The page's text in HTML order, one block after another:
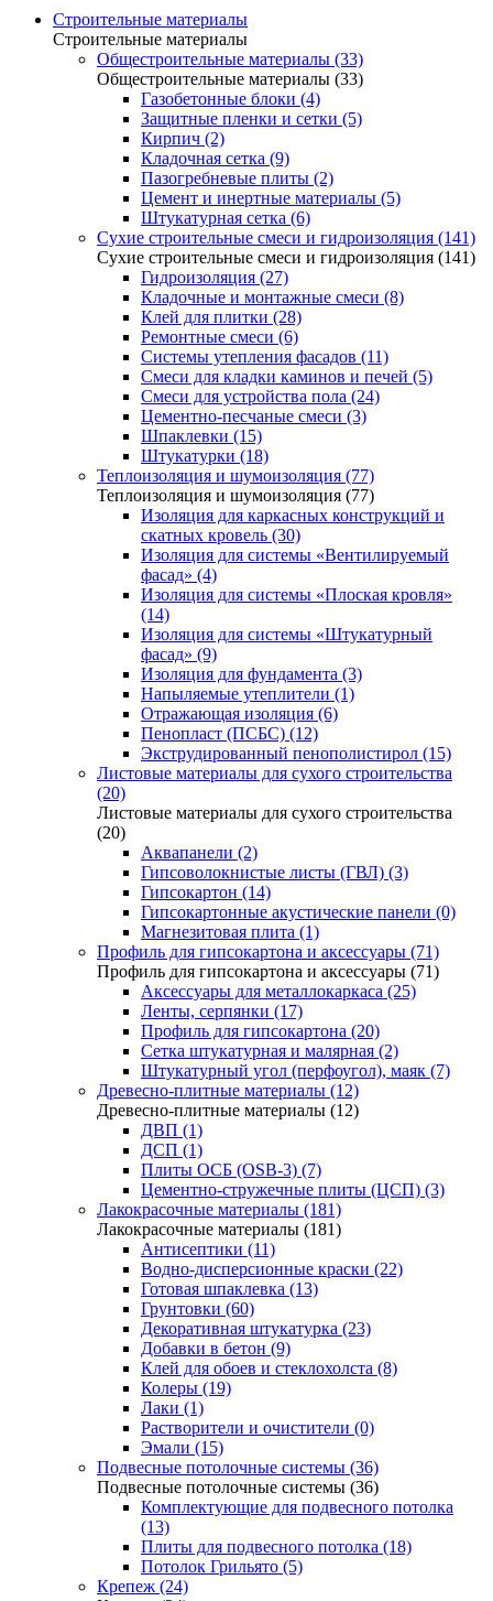
Строительные материалы
Строительные материалы
Общестроительные материалы (33)
Общестроительные материалы (33)
Газобетонные блоки (4)
Защитные пленки и сетки (5)
Кирпич (2)
Кладочная сетка (9)
Пазогребневые плиты (2)
Цемент и инертные материалы (5)
Штукатурная сетка (6)
Сухие строительные смеси и гидроизоляция (141)
Сухие строительные смеси и гидроизоляция (141)
Гидроизоляция (27)
Кладочные и монтажные смеси (8)
Клей для плитки (28)
Ремонтные смеси (6)
Системы утепления фасадов (11)
Смеси для кладки каминов и печей (5)
Смеси для устройства пола (24)
Цементно-песчаные смеси (3)
Шпаклевки (15)
Штукатурки (18)
Теплоизоляция и шумоизоляция (77)
Теплоизоляция и шумоизоляция (77)
Изоляция для каркасных конструкций и
скатных кровель (30)
Изоляция для системы «Вентилируемый
фасад» (4)
Изоляция для системы «Плоская кровля»
(14)
Изоляция для системы «Штукатурный
фасад» (9)
Изоляция для фундамента (3)
Напыляемые утеплители (1)
Отражающая изоляция (6)
Пенопласт (ПСБС) (12)
Экструдированный пенополистирол (15)
Листовые материалы для сухого строительства
(20)
Листовые материалы для сухого строительства
(20)
Аквапанели (2)
Гипсоволокнистые листы (ГВЛ) (3)
Гипсокартон (14)
Гипсокартонные акустические панели (0)
Магнезитовая плита (1)
Профиль для гипсокартона и аксессуары (71)
Профиль для гипсокартона и аксессуары (71)
Аксессуары для металлокаркаса (25)
Ленты, серпянки (17)
Профиль для гипсокартона (20)
Сетка штукатурная и малярная (2)
Штукатурный угол (перфоугол), маяк (7)
Древесно-плитные материалы (12)
Древесно-плитные материалы (12)
ДВП (1)
ДСП (1)
Плиты ОСБ (OSB-3) (7)
Цементно-стружечные плиты (ЦСП) (3)
Лакокрасочные материалы (181)
Лакокрасочные материалы (181)
Антисептики (11)
Водно-дисперсионные краски (22)
Готовая шпаклевка (13)
Грунтовки (60)
Декоративная штукатурка (23)
Добавки в бетон (9)
Клей для обоев и стеклохолста (8)
Колеры (19)
Лаки (1)
Растворители и очистители (0)
Эмали (15)
Подвесные потолочные системы (36)
Подвесные потолочные системы (36)
Комплектующие для подвесного потолка
(13)
Плиты для подвесного потолка (18)
Потолок Грильято (5)
Крепеж (24)